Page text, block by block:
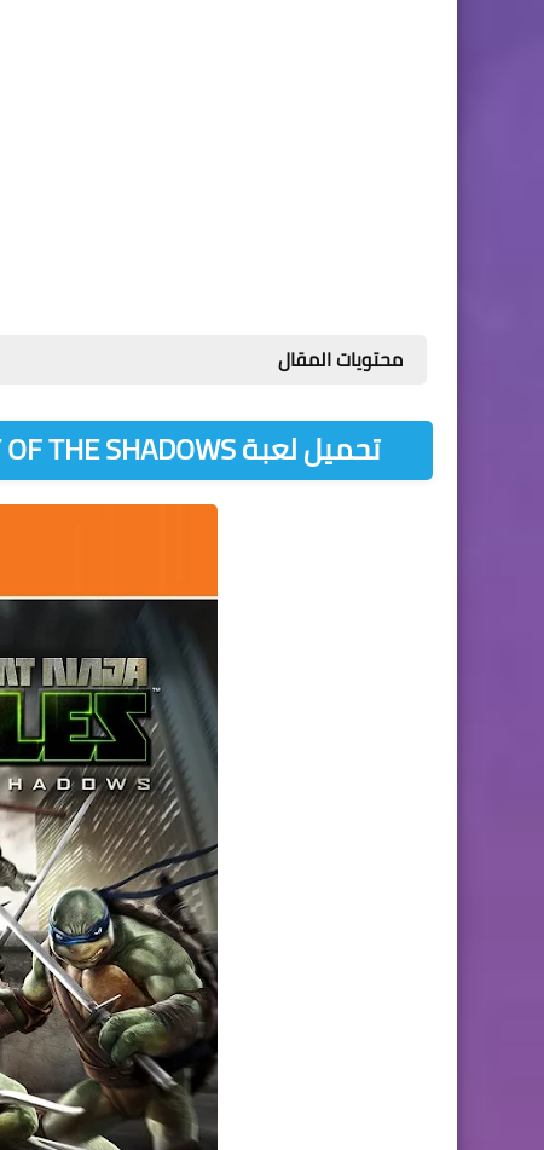
محتويات المقال
تحميل لعبة TEENAGE MUTANT NINJA TURTLES OUT OF THE SHADOWS